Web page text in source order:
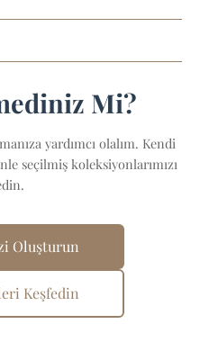
Mi?
yardımcı olalım. Kendi
seçilmiş koleksiyonlarımızı
Oluşturun
Keşfedin